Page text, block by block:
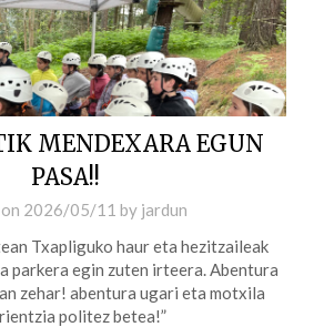
MENDEXARA EGUN
PASA!!
2026/05/11 by jardun
Txapliguko haur eta hezitzaileak
parkera egin zuten irteera. Abentura
zehar! abentura ugari eta motxila
politez betea!”